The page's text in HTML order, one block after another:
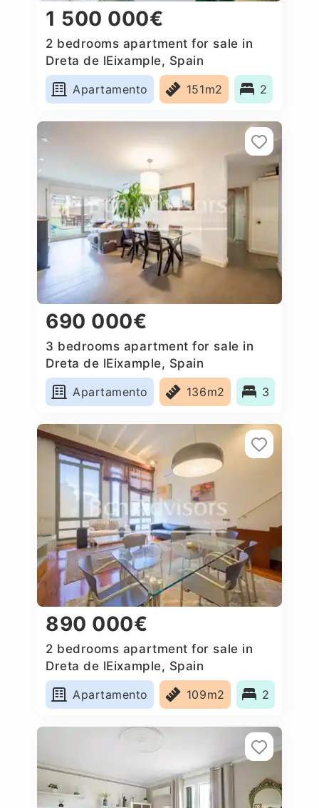
1 500 000€
2 bedrooms apartment for sale in
Dreta de lEixample, Spain
Apartamento
151m2 2
690 000€
3 bedrooms apartment for sale in
Dreta de lEixample, Spain
Apartamento
136m2 3
890 000€
2 bedrooms apartment for sale in
Dreta de lEixample, Spain
Apartamento
109m2 2